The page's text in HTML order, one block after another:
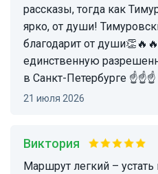
рассказы, тогда как
ярко, от души!
благодарит от
единственную
в Санкт-Петербурге ☝️☝️☝️
21 июля 2026
Виктория
Маршрут легкий – устать не успели, энергией и